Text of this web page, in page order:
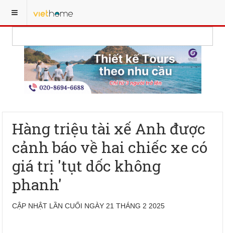
Hàng triệu tài xế Anh được
cảnh báo về hai chiếc xe có
giá trị 'tụt dốc không
phanh'
CẬP NHẬT LẦN CUỐI NGÀY 21 THÁNG 2 2025